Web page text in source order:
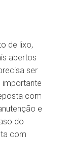
de lixo,
abertos
ser
importante
com
e
do
com